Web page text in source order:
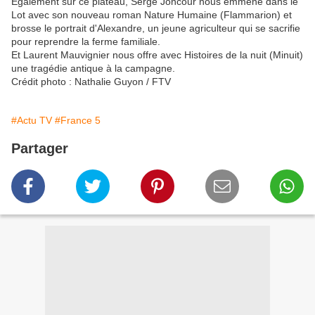
Lot avec son nouveau roman Nature Humaine (Flammarion) et
brosse le portrait d'Alexandre, un jeune agriculteur qui se sacrifie
pour reprendre la ferme familiale.
Et Laurent Mauvignier nous offre avec Histoires de la nuit (Minuit)
une tragédie antique à la campagne.
Crédit photo : Nathalie Guyon / FTV
#Actu TV #France 5
Partager